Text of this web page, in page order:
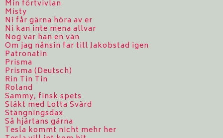
Min förtvivlan
Misty
Ni får gärna höra av er
Ni kan inte mena allvar
Nog var han en vän
Om jag nånsin far till Jakobstad igen
Patronatin
Prisma
Prisma (Deutsch)
Rin Tin Tin
Roland
Sammy, finsk spets
Släkt med Lotta Svärd
Stängningsdax
Så hjärtans gärna
Tesla kommt nicht mehr her